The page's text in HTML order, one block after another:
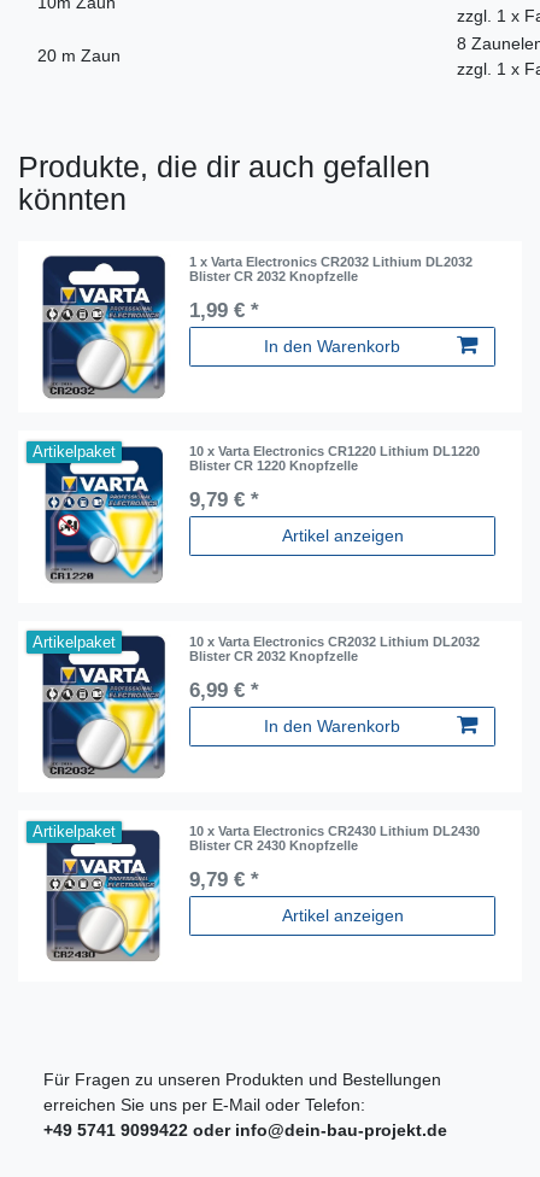
zzgl. 1 x
20 m Zaun
8
zzgl. 1 x
Produkte, die dir auch gefallen
könnten
1 x Varta Electronics CR2032 Lithium DL2032
Blister CR 2032 Knopfzelle
1,99 € *
In den Warenkorb
Artikelpaket
10 x Varta Electronics CR1220 Lithium DL1220
Blister CR 1220 Knopfzelle
9,79 € *
Artikel anzeigen
Artikelpaket
10 x Varta Electronics CR2032 Lithium DL2032
Blister CR 2032 Knopfzelle
6,99 € *
In den Warenkorb
Artikelpaket
10 x Varta Electronics CR2430 Lithium DL2430
Blister CR 2430 Knopfzelle
9,79 € *
Artikel anzeigen
Für Fragen zu unseren Produkten und Bestellungen
erreichen Sie uns per E-Mail oder Telefon:
+49 5741 9099422 oder info@dein-bau-projekt.de